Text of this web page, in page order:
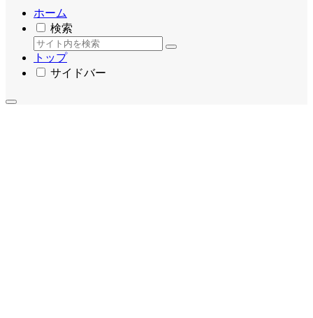
ホーム
検索
トップ
サイドバー